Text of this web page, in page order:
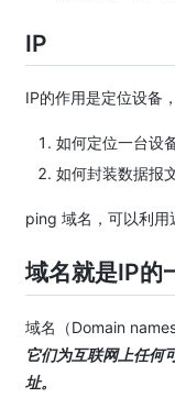
IP
IP的作用是定位设备
如何定位一台设
如何封装数据报
ping 域名，可以利用
域名就是IP的
域名（Domain
它们为互联网上任何
址。